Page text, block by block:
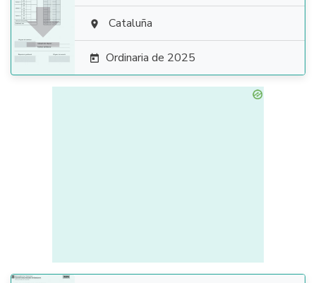
  Cataluña
 Ordinaria de 2025